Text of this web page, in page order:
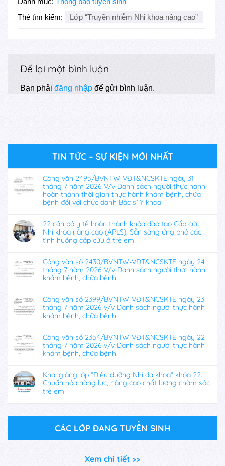
Thẻ tìm kiếm:
Lớp “Truyền nhiễm Nhi khoa nâng cao”
Để lại một bình luận
Bạn phải đăng nhập để gửi bình luận.
TIN TỨC – SỰ KIỆN MỚI NHẤT
Công văn 2495/BVNTW-VĐT&NCSKTE ngày 31
tháng 7 năm 2026 V/v Danh sách người thực hành
hoàn thành thời gian thực hành khám bệnh, chữa
bệnh đối với chức danh Bác sĩ Y khoa
22 cán bộ y tế hoàn thành khóa đào tạo Cấp cứu
Nhi khoa nâng cao (APLS): Sẵn sàng ứng phó các
tình huống cấp cứu ở trẻ em
Công văn số 2430/BVNTW-VĐT&NCSKTE ngày 24
tháng 7 năm 2026 V/v Danh sách người thực hành
khám bệnh, chữa bệnh
Công văn số 2399/BVNTW-VĐT&NCSKTE ngày 23
tháng 7 năm 2026 v/v Danh sách người thực hành
khám bệnh, chữa bệnh
Công văn số 2354/BVNTW-VĐT&NCSKTE ngày 22
tháng 7 năm 2026 v/v Danh sách người thực hành
khám bệnh, chữa bệnh
Khai giảng lớp “Điều dưỡng Nhi đa khoa” khóa 22:
Chuẩn hóa năng lực, nâng cao chất lượng chăm sóc
trẻ em
CÁC LỚP ĐANG TUYỂN SINH
Xem chi tiết >>